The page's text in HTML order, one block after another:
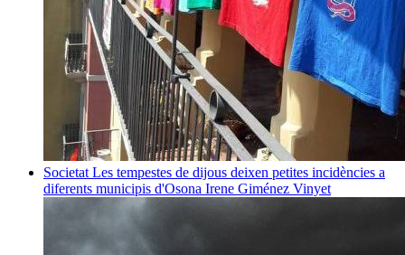
Societat Les tempestes de dijous deixen petites incidències a
diferents municipis d'Osona Irene Giménez Vinyet